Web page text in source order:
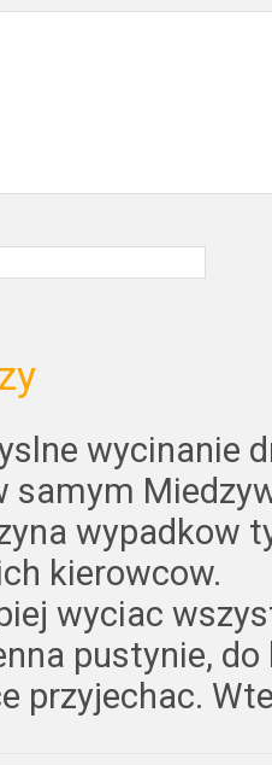
wycinanie
samym
wypadkow
kierowcow.
wyciac
pustynie,
przyjechac.